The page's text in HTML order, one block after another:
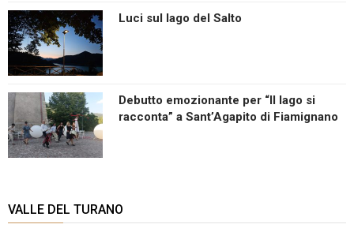
Luci sul lago del Salto
Debutto emozionante per “Il lago si
racconta” a Sant’Agapito di Fiamignano
VALLE DEL TURANO